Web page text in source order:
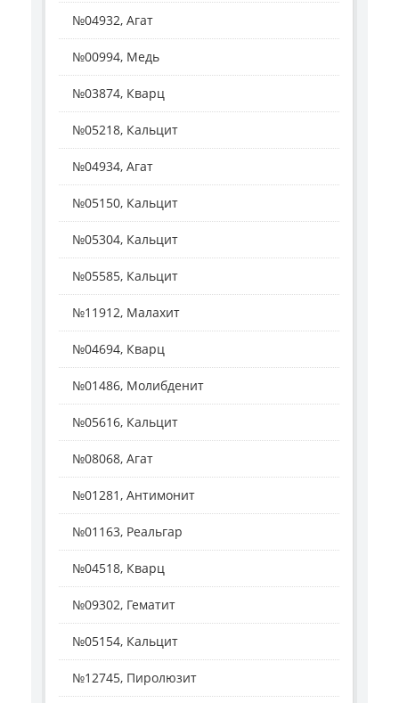
№04932, Агат
№00994, Медь
№03874, Кварц
№05218, Кальцит
№04934, Агат
№05150, Кальцит
№05304, Кальцит
№05585, Кальцит
№11912, Малахит
№04694, Кварц
№01486, Молибденит
№05616, Кальцит
№08068, Агат
№01281, Антимонит
№01163, Реальгар
№04518, Кварц
№09302, Гематит
№05154, Кальцит
№12745, Пиролюзит